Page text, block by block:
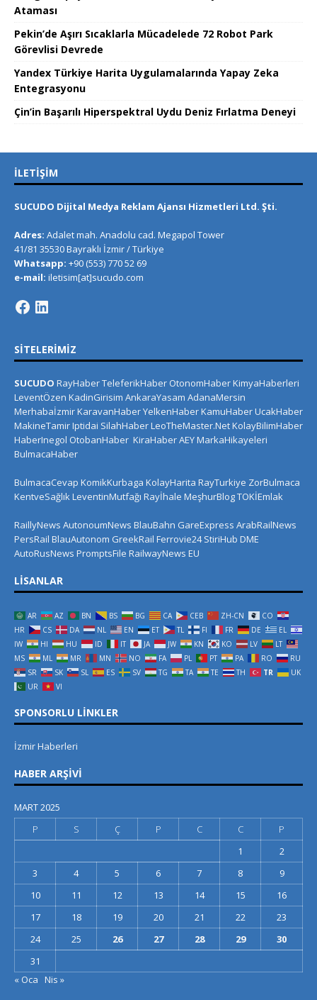
Ataması
Pekin’de Aşırı Sıcaklarla Mücadelede 72 Robot Park
Görevlisi Devrede
Yandex Türkiye Harita Uygulamalarında Yapay Zeka
Entegrasyonu
Çin’in Başarılı Hiperspektral Uydu Deniz Fırlatma Deneyi
İLETIŞIM
SUCUDO Dijital Medya Reklam Ajansı Hizmetleri Ltd. Şti.
Adres: Adalet mah. Anadolu cad. Megapol Tower
41/81 35530 Bayraklı İzmir / Türkiye
Whatsapp: +90 (553) 770 52 69
e-mail: iletisim[at]sucudo.com
SITELERIMIZ
SUCUDO RayHaberTeleferikHaber OtonomHaberKimyaHaberleri
LeventÖzen KadinGirisim AnkaraYasam AdanaMersin
MerhabaİzmirKaravanHaberYelkenHaberKamuHaberUcakHaber
MakineTamirIptidai SilahHaberLeoTheMaster.NetKolayBilimHaber
HaberInegol OtobanHaber KiraHaberAEYMarkaHikayeleri
BulmacaHaber
BulmacaCevap KomikKurbaga KolayHarita RayTurkiye ZorBulmaca
KentveSağlıkLeventinMutfağı Rayİhale MeşhurBlogTOKİEmlak
RaillyNews AutonoumNews BlauBahn GareExpress ArabRailNews
PersRail BlauAutonom GreekRail Ferrovie24 StiriHub DME
AutoRusNews PromptsFile RailwayNews EU
LISANLAR
AR AZ BN BS BG CA CEB ZH-CN
CO
HR
CS DA NL EN ET TL FI FR DE
EL
IW
HI HU ID IT JA JW KN KO LV
LT
MS
ML MR MN NO FA PL PT PA RO
RU
SR
SK SL ES SV TG TA TE TH TR
UK
UR
VI
SPONSORLU LINKLER
İzmir Haberleri
HABER ARŞIVI
MART 2025
P
S Ç P C C
P
1
2
3
4 5 6 7 8
9
10
11 12 13 14 15
16
17
18 19 20 21 22
23
24
25 26 27 28 29
30
31
« Oca Nis »